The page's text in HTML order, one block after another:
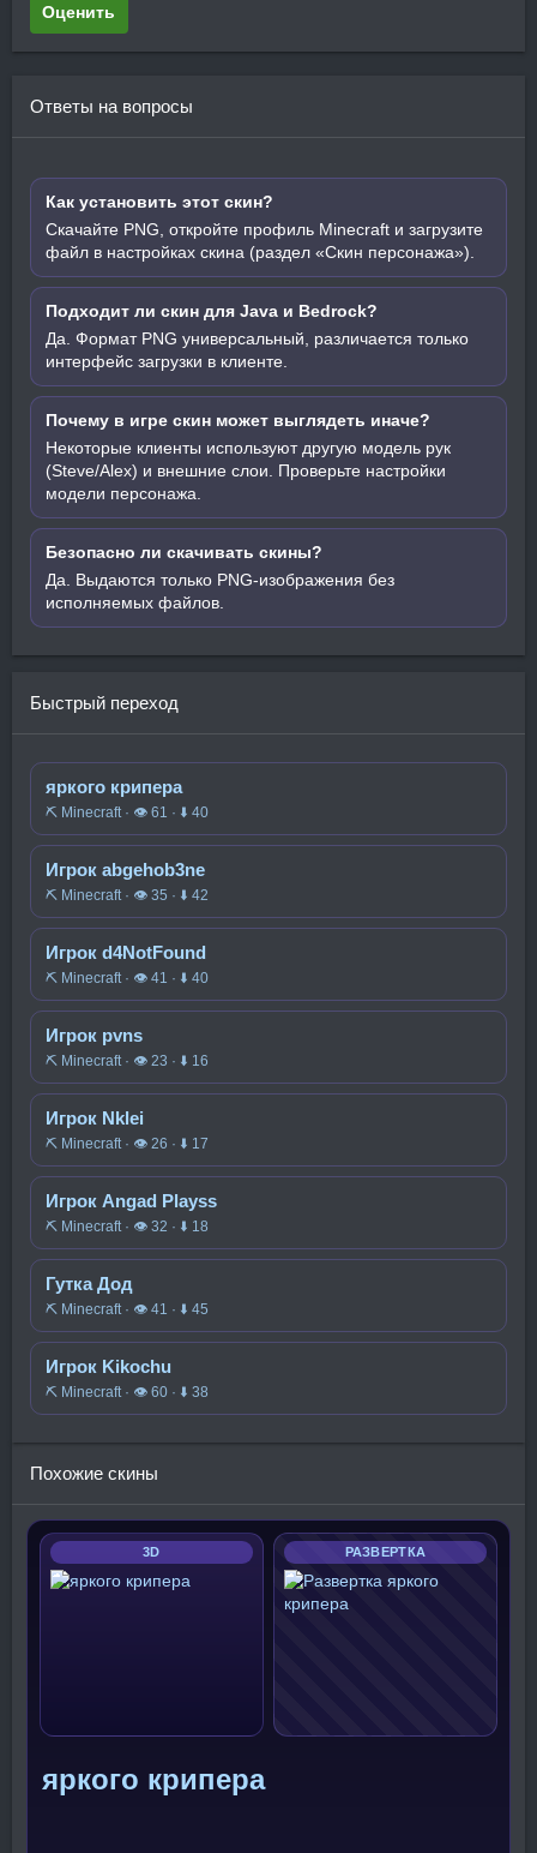
Оценить
Ответы на вопросы
Как установить этот скин?
Скачайте PNG, откройте профиль Minecraft и загрузите
файл в настройках скина (раздел «Скин персонажа»).
Подходит ли скин для Java и Bedrock?
Да. Формат PNG универсальный, различается только
интерфейс загрузки в клиенте.
Почему в игре скин может выглядеть иначе?
Некоторые клиенты используют другую модель рук
(Steve/Alex) и внешние слои. Проверьте настройки
модели персонажа.
Безопасно ли скачивать скины?
Да. Выдаются только PNG-изображения без
исполняемых файлов.
Быстрый переход
яркого крипера
⛏️ Minecraft · 👁 61 · ⬇ 40
Игрок abgehob3ne
⛏️ Minecraft · 👁 35 · ⬇ 42
Игрок d4NotFound
⛏️ Minecraft · 👁 41 · ⬇ 40
Игрок pvns
⛏️ Minecraft · 👁 23 · ⬇ 16
Игрок Nklei
⛏️ Minecraft · 👁 26 · ⬇ 17
Игрок Angad Playss
⛏️ Minecraft · 👁 32 · ⬇ 18
Гутка Дод
⛏️ Minecraft · 👁 41 · ⬇ 45
Игрок Kikochu
⛏️ Minecraft · 👁 60 · ⬇ 38
Похожие скины
3D РАЗВЕРТКА
яркого крипера